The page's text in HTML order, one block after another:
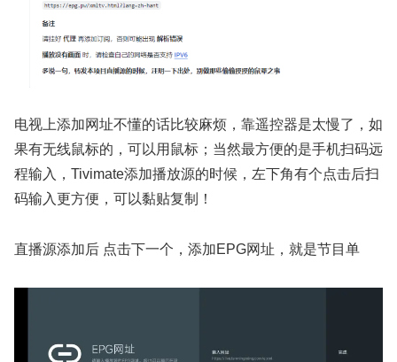
电视上添加网址不懂的话比较麻烦，靠遥控器是太慢了，如
果有无线鼠标的，可以用鼠标；当然最方便的是手机扫码远
程输入，Tivimate添加播放源的时候，左下角有个点击后扫
码输入更方便，可以黏贴复制！
直播源添加后 点击下一个，添加EPG网址，就是节目单